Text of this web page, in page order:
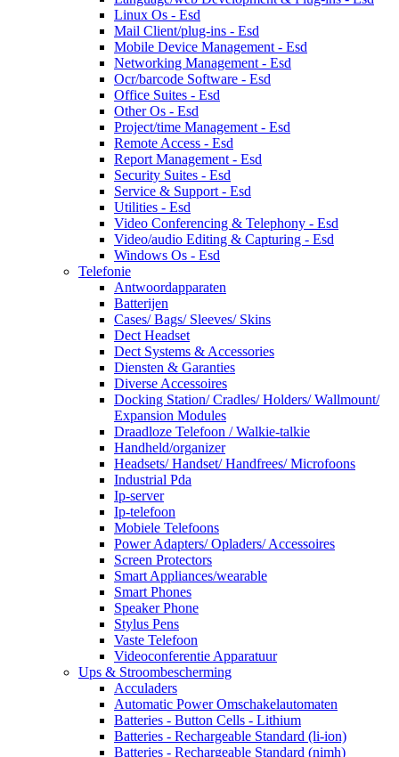
Linux Os - Esd
Mail Client/plug-ins - Esd
Mobile Device Management - Esd
Networking Management - Esd
Ocr/barcode Software - Esd
Office Suites - Esd
Other Os - Esd
Project/time Management - Esd
Remote Access - Esd
Report Management - Esd
Security Suites - Esd
Service & Support - Esd
Utilities - Esd
Video Conferencing & Telephony - Esd
Video/audio Editing & Capturing - Esd
Windows Os - Esd
Telefonie
Antwoordapparaten
Batterijen
Cases/ Bags/ Sleeves/ Skins
Dect Headset
Dect Systems & Accessories
Diensten & Garanties
Diverse Accessoires
Docking Station/ Cradles/ Holders/ Wallmount/
Expansion Modules
Draadloze Telefoon / Walkie-talkie
Handheld/organizer
Headsets/ Handset/ Handfrees/ Microfoons
Industrial Pda
Ip-server
Ip-telefoon
Mobiele Telefoons
Power Adapters/ Opladers/ Accessoires
Screen Protectors
Smart Appliances/wearable
Smart Phones
Speaker Phone
Stylus Pens
Vaste Telefoon
Videoconferentie Apparatuur
Ups & Stroombescherming
Acculaders
Automatic Power Omschakelautomaten
Batteries - Button Cells - Lithium
Batteries - Rechargeable Standard (li-ion)
Batteries - Rechargeable Standard (nimh)